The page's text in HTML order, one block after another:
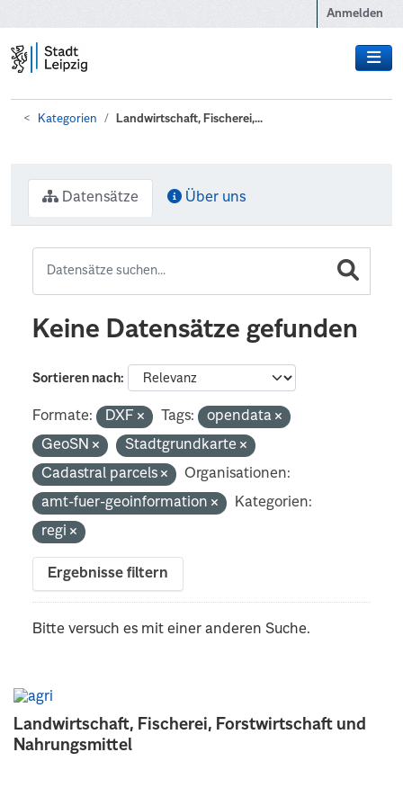
Anmelden
Kategorien Landwirtschaft, Fischerei,...
Landwirtschaft, Fischerei, Forstwirtschaft und
Nahrungsmittel
Datensätze Über uns
Keine Datensätze gefunden
Sortieren nach
Formate: DXF Tags:
opendata
GeoSN
Stadtgrundkarte
Cadastral parcels
Organisationen:
amt-fuer-geoinformation
Kategorien:
regi
Ergebnisse filtern
Bitte versuch es mit einer anderen Suche.